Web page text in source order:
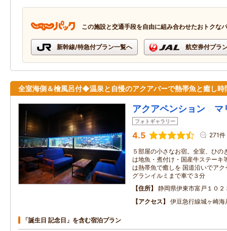
この施設と交通手段を自由に組み合わせたおトクな
新幹線/特急付プラン一覧へ 航空券付プラ
全室海側＆檜風呂付◆温泉と自慢のアクアバーで熱帯魚と癒し時
アクアペンション マ
フォトギャラリー
4.5 271件
５部屋の小さなお宿。全室、ひの
は地魚・煮付け・国産牛ステーキ
は熱帯魚で癒しを 国道沿いでア
グランイルミまで車で３分
住所
静岡県伊東市富戸１０２
アクセス
伊豆急行線城ヶ崎
「誕生日 記念日」を含む宿泊プラン